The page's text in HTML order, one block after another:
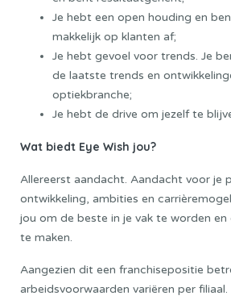
Je hebt een open houding en
makkelijk op klanten af;
Je hebt gevoel voor trends. Je
de laatste trends en
optiekbranche;
Je hebt de drive om jezelf te
Wat biedt Eye Wish jou?
Allereerst aandacht. Aandacht voor je
ontwikkeling, ambities en
jou om de beste in je vak te worden
te maken.
Aangezien dit een franchisepositie
arbeidsvoorwaarden variëren per